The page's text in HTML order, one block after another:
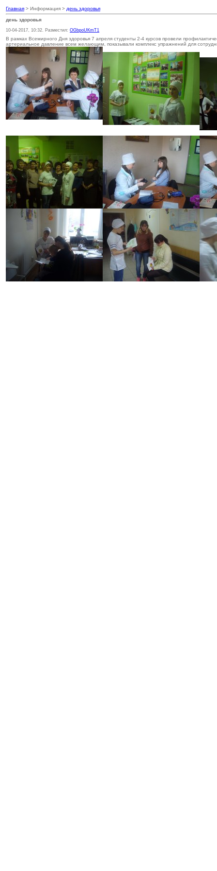
Главная > Информация > день здоровья
день здоровья
10-04-2017, 10:32. Разместил: OGbpoUKmT1
В рамках Всемирного Дня здоровья 7 апреля студенты 2-4 курсов провели
артериальное давление всем желающим, показывали комплекс упражнений для